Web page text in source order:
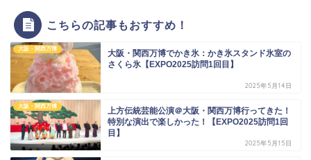
こちらの記事もおすすめ！
大阪・関西万博
大阪・関西万博でかき氷：かき氷スタンド氷室の
さくら氷【EXPO2025訪問1回目】
2025年5月14日
大阪・関西万博
上方伝統芸能公演＠大阪・関西万博行ってきた！
特別な演出で楽しかった！【EXPO2025訪問1回
目】
2025年5月15日